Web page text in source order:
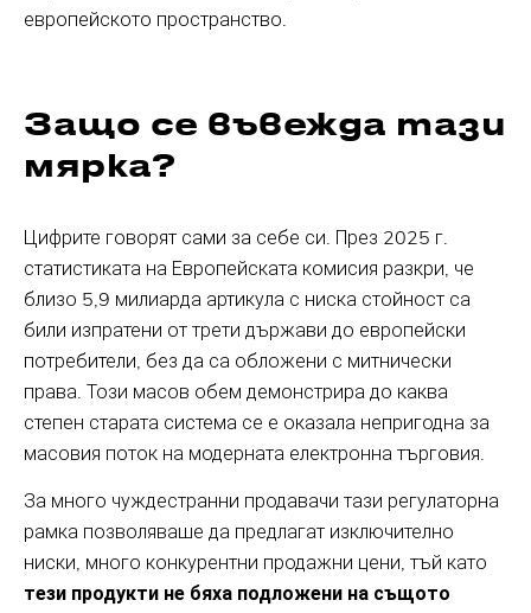
европейското пространство.
Защо се въвежда тази
мярка?
Цифрите говорят сами за себе си. През 2025 г.
статистиката на Европейската комисия разкри, че
близо 5,9 милиарда артикула с ниска стойност са
били изпратени от трети държави до европейски
потребители, без да са обложени с митнически
права. Този масов обем демонстрира до каква
степен старата система се е оказала непригодна за
масовия поток на модерната електронна търговия.
За много чуждестранни продавачи тази регулаторна
рамка позволяваше да предлагат изключително
ниски, много конкурентни продажни цени, тъй като
тези продукти не бяха подложени на същото